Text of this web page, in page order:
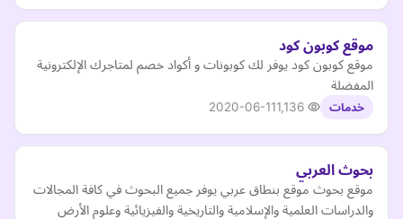
موقع كوبون كود
موقع كوبون كود يوفر لك كوبونات و أكواد خصم لمتاجرك الإلكترونية
المفضلة
خدمات 2020-06-11
بحوث العربي
موقع بحوث موقع بنطاق عربي يوفر جميع البحوث في كافة المجالات
والدراسات العلمية والإسلامية والتاريخية والفيزيائية وعلوم الأرض